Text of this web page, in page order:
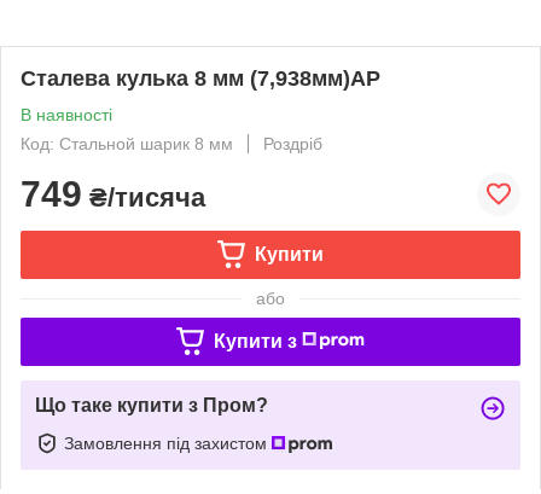
Сталева кулька 8 мм (7,938мм)AP
В наявності
Код: Стальной шарик 8 мм
Роздріб
749 ₴/тисяча
Купити
або
Купити з
Що таке купити з Пром?
Замовлення під захистом